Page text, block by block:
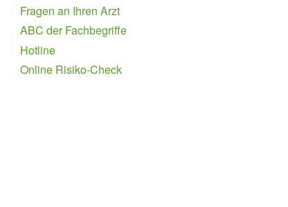
Fragen an Ihren Arzt
ABC der Fachbegriffe
Hotline
Online Risiko-Check